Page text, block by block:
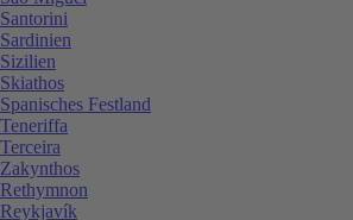
Santorini
Sardinien
Sizilien
Skiathos
Spanisches Festland
Teneriffa
Terceira
Zakynthos
Rethymnon
Reykjavík